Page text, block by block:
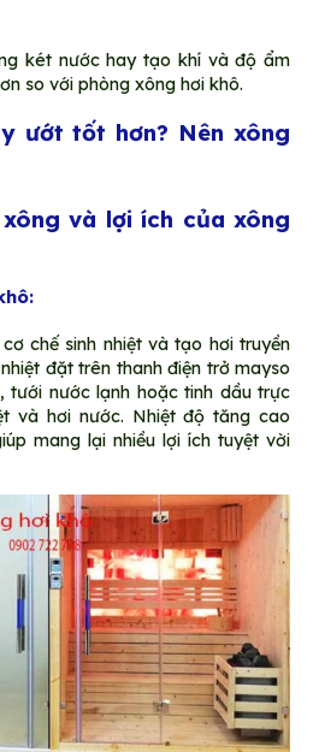
két nước hay tạo khí và độ ẩm
so với phòng xông hơi khô.
ướt tốt hơn? Nên xông
và lợi ích của xông
chế sinh nhiệt và tạo hơi truyền
đặt trên thanh điện trở mayso
tưới nước lạnh hoặc tinh dầu trực
và hơi nước. Nhiệt độ tăng cao
mang lại nhiều lợi ích tuyệt vời